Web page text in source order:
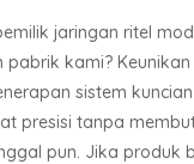
jaringan ritel
pabrik kami?
sistem kuncian
presisi tanpa
pun. Jika produk